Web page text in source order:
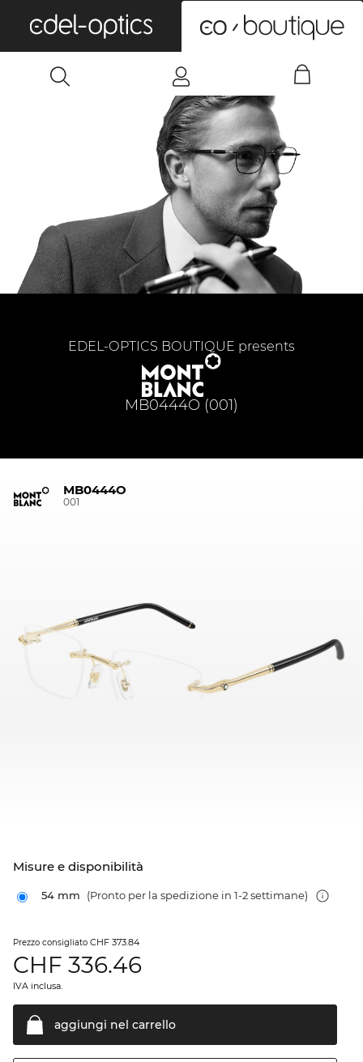
MB0444O (001)
EDEL-OPTICS BOUTIQUE presents
MB0444O
001
Misure e disponibilità
54 mm (Pronto per la spedizione in 1-2 settimane)
Prezzo consigliato CHF 373.84
CHF 336.46
IVA inclusa.
aggiungi nel carrello